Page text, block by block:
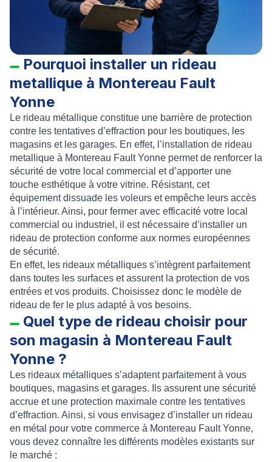
Pourquoi installer un rideau
metallique à Montereau Fault
Yonne
Le rideau métallique constitue une barrière de protection
contre les tentatives d’effraction pour les boutiques, les
magasins et les garages. En effet, l’installation de rideau
metallique à Montereau Fault Yonne permet de renforcer la
sécurité de votre local commercial et d’apporter une
touche esthétique à votre vitrine. Résistant, cet
équipement dissuade les voleurs et empêche leurs accès
à l’intérieur. Ainsi, pour fermer avec efficacité votre local
commercial ou industriel, il est nécessaire d’installer un
rideau de protection conforme aux normes européennes
de sécurité.
En effet, les rideaux métalliques s’intègrent parfaitement
dans toutes les surfaces et assurent la protection de vos
entrées et vos produits. Choisissez donc le modèle de
rideau de fer le plus adapté à vos besoins.
Quel type de rideau choisir pour
son magasin à Montereau Fault
Yonne ?
Les rideaux métalliques s’adaptent parfaitement à vous
boutiques, magasins et garages. Ils assurent une sécurité
accrue et une protection maximale contre les tentatives
d’effraction. Ainsi, si vous envisagez d’installer un rideau
en métal pour votre commerce à Montereau Fault Yonne,
vous devez connaître les différents modèles existants sur
le marché :